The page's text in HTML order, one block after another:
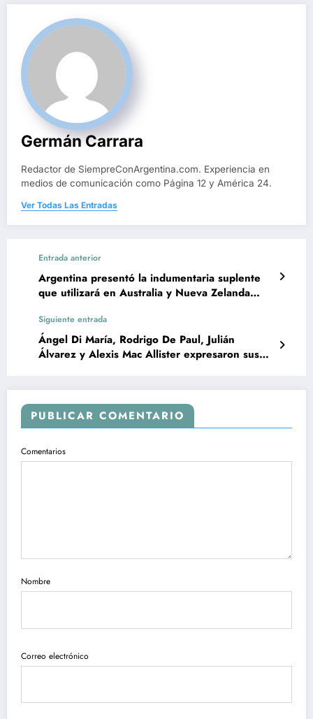
Germán Carrara
Redactor de SiempreConArgentina.com. Experiencia en
medios de comunicación como Página 12 y América 24.
Ver Todas Las Entradas
Entrada anterior
Argentina presentó la indumentaria suplente
que utilizará en Australia y Nueva Zelanda
Siguiente entrada
Ángel Di María, Rodrigo De Paul, Julián
Álvarez y Alexis Mac Allister expresaron sus
PUBLICAR COMENTARIO
Comentarios
Nombre
Correo electrónico